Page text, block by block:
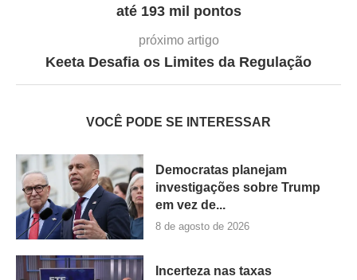
até 193 mil pontos
próximo artigo
Keeta Desafia os Limites da Regulação
VOCÊ PODE SE INTERESSAR
Democratas planejam
investigações sobre Trump
em vez de...
8 de agosto de 2026
Incerteza nas taxas